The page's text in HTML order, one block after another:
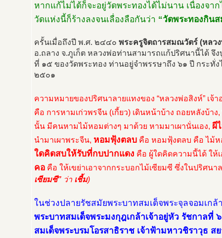
หากแก้ไม่ได้ก็จะอยู่วัดพระทองได้ไม่นาน เนื่องจา
วัดแห่งนี้ก็ร้างลงจนเลื่องลือกันว่า “วัดพระทองกินส
ครั้นเมื่อถึงปี พ.ศ. ๒๔๔๐ พระครูจิตถารสมณวัตร์ (หลว
อ.ถลาง จ.ภูเก็ต หลวงพ่อท่านสามารถแก้ปริศนานี้ได้ จึ
ที่ ๑๕ ของวัดพระทอง ท่านอยู่จำพรรษาถึง ๖๑ ปี กระทั่
๒๕๐๑
ความหมายของปริศนาลายแทงของ “หลวงพ่อสิงห์” เจ้
คือ การหามเก่วพรจีน (เกี้ยว) เดินหน้าบ้าง ถอยหลังบ้าง,
นั้น มีคนหามไม้หอมต่างๆ มาด้วย หามมาเผานั่นเอง, ผี
นำมาเผาพระจีน, หอมฟุ้งตลบ คือ หอมฟุ้งตลบ คือ ไม้ห
ใดคิดสบให้รับที่กบปากแดง คือ ผู้ใดคิดความนี้ได้ ให้
คอ คือ ให้เขย่าเอาจากกระบอกไม้เซียมซี ซึ่งในปริศนา
เซียมซี” ว่า เชี้ม)
ในช่วงปลายรัชสมัยพระบาทสมเด็จพระจุลจอมเก
พระบาทสมเด็จพระมงกุฎเกล้าเจ้าอยู่หัว รัชกาลที่
สมเด็จพระบรมโอรสาธิราช เจ้าฟ้ามหาวชิราวุธ ส